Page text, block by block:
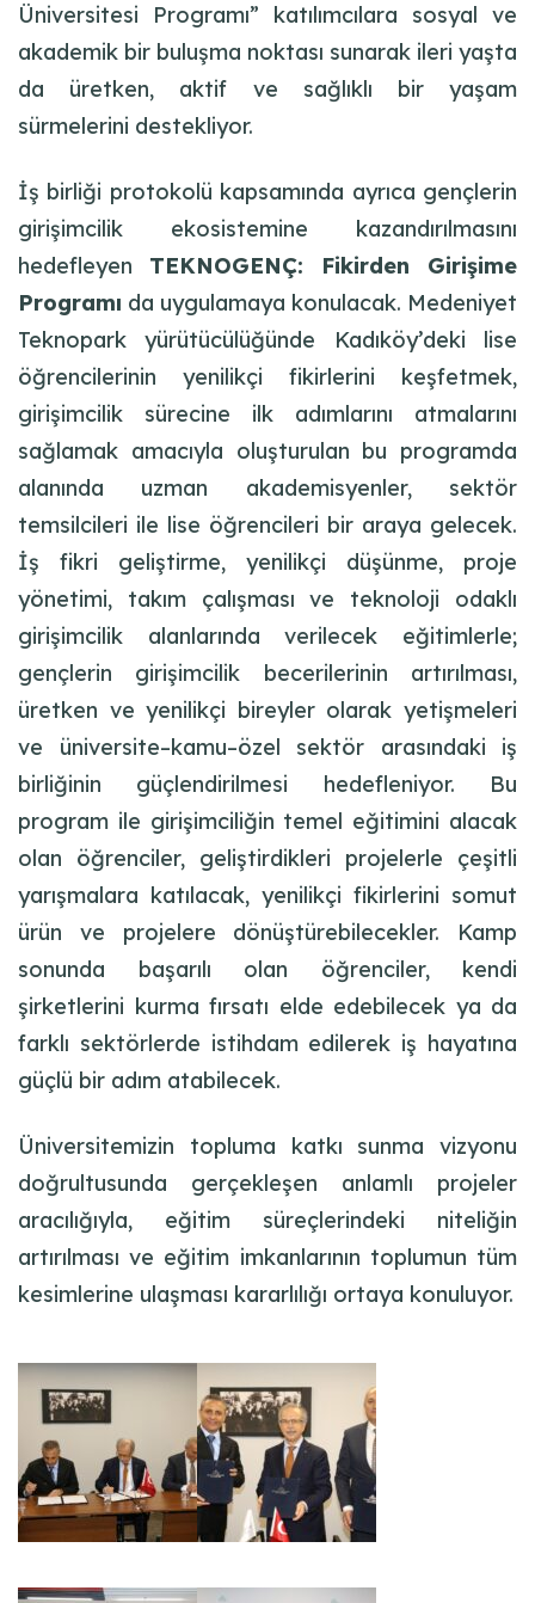
Üniversitesi Programı” katılımcılara sosyal ve
akademik bir buluşma noktası sunarak ileri yaşta
da üretken, aktif ve sağlıklı bir yaşam
sürmelerini destekliyor.
İş birliği protokolü kapsamında ayrıca gençlerin
girişimcilik ekosistemine kazandırılmasını
hedefleyen
TEKNOGENÇ: Fikirden Girişime
Programı da uygulamaya konulacak. Medeniyet
Teknopark yürütücülüğünde Kadıköy’deki lise
öğrencilerinin yenilikçi fikirlerini keşfetmek,
girişimcilik sürecine ilk adımlarını atmalarını
sağlamak amacıyla oluşturulan bu programda
alanında uzman akademisyenler, sektör
temsilcileri ile lise öğrencileri bir araya gelecek.
İş fikri geliştirme, yenilikçi düşünme, proje
yönetimi, takım çalışması ve teknoloji odaklı
girişimcilik alanlarında verilecek eğitimlerle;
gençlerin girişimcilik becerilerinin artırılması,
üretken ve yenilikçi bireyler olarak yetişmeleri
ve üniversite–kamu–özel sektör arasındaki iş
birliğinin güçlendirilmesi hedefleniyor. Bu
program ile girişimciliğin temel eğitimini alacak
olan öğrenciler, geliştirdikleri projelerle çeşitli
yarışmalara katılacak, yenilikçi fikirlerini somut
ürün ve projelere dönüştürebilecekler. Kamp
sonunda başarılı olan öğrenciler, kendi
şirketlerini kurma fırsatı elde edebilecek ya da
farklı sektörlerde istihdam edilerek iş hayatına
güçlü bir adım atabilecek.
Üniversitemizin topluma katkı sunma vizyonu
doğrultusunda gerçekleşen anlamlı projeler
aracılığıyla, eğitim süreçlerindeki niteliğin
artırılması ve eğitim imkanlarının toplumun tüm
kesimlerine ulaşması kararlılığı ortaya konuluyor.